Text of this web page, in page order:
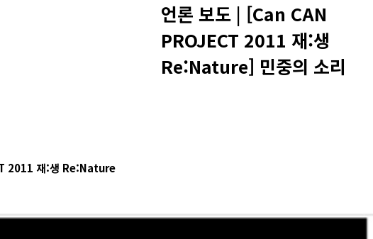
언론 보도 | [Can CAN
PROJECT 2011 재:생
Re:Nature] 민중의 소리
2011 재:생 Re:Nature